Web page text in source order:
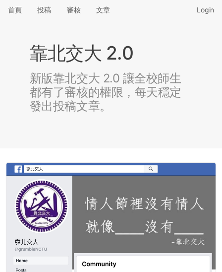
首頁 投稿 審核 文章 Login
靠北交大 2.0
新版靠北交大 2.0 讓全校師生
都有了審核的權限，每天穩定
發出投稿文章。